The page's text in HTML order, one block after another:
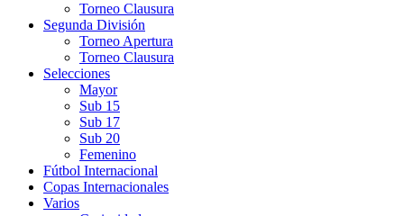
Torneo Clausura
Segunda División
Torneo Apertura
Torneo Clausura
Selecciones
Mayor
Sub 15
Sub 17
Sub 20
Femenino
Fútbol Internacional
Copas Internacionales
Varios